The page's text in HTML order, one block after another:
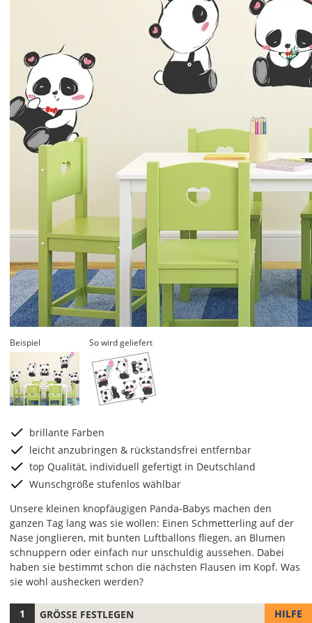
Beispiel So wird geliefert
brillante Farben
leicht anzubringen & rückstandsfrei entfernbar
top Qualität, individuell gefertigt in Deutschland
Wunschgröße stufenlos wählbar
Unsere kleinen knopfäugigen Panda-Babys machen den
ganzen Tag lang was sie wollen: Einen Schmetterling auf der
Nase jonglieren, mit bunten Luftballons fliegen, an Blumen
schnuppern oder einfach nur unschuldig aussehen. Dabei
haben sie bestimmt schon die nächsten Flausen im Kopf. Was
sie wohl aushecken werden?
Hier
GRÖSSE FESTLEGEN HILFE